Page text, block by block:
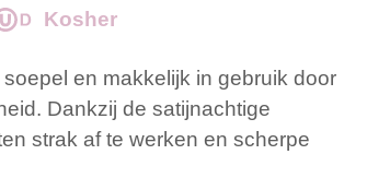
Kosher
en makkelijk in gebruik door
Dankzij de satijnachtige
strak af te werken en scherpe